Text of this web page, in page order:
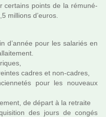
cer­tains points de la rému­né­
mil­lions d’euros.
d’année pour les sala­riés en
cadres et non-cadres,
pour les nou­veaux
de départ à la retraite
des jours de congés